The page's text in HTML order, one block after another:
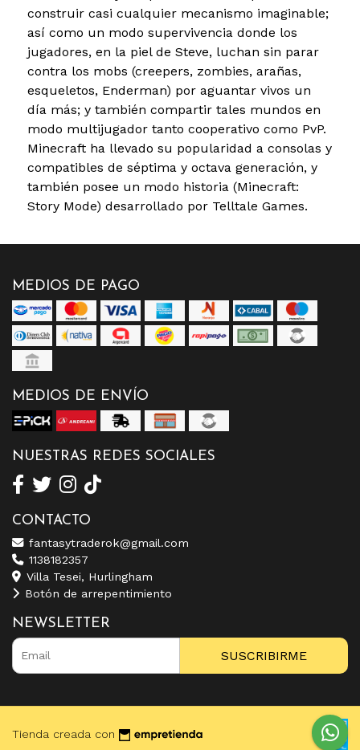
construir casi cualquier mecanismo imaginable;
así como un modo supervivencia donde los
jugadores, en la piel de Steve, luchan sin parar
contra los mobs (creepers, zombies, arañas,
esqueletos, Enderman) por aguantar vivos un
día más; y también compartir tales mundos en
modo multijugador tanto cooperativo como PvP.
Minecraft ha llevado su popularidad a consolas y
compatibles de séptima y octava generación, y
también posee un modo historia (Minecraft:
Story Mode) desarrollado por Telltale Games.
MEDIOS DE PAGO
MEDIOS DE ENVÍO
NUESTRAS REDES SOCIALES
CONTACTO
fantasytraderok@gmail.com
1138182357
Villa Tesei, Hurlingham
Botón de arrepentimiento
NEWSLETTER
SUSCRIBIRME
Tienda creada con